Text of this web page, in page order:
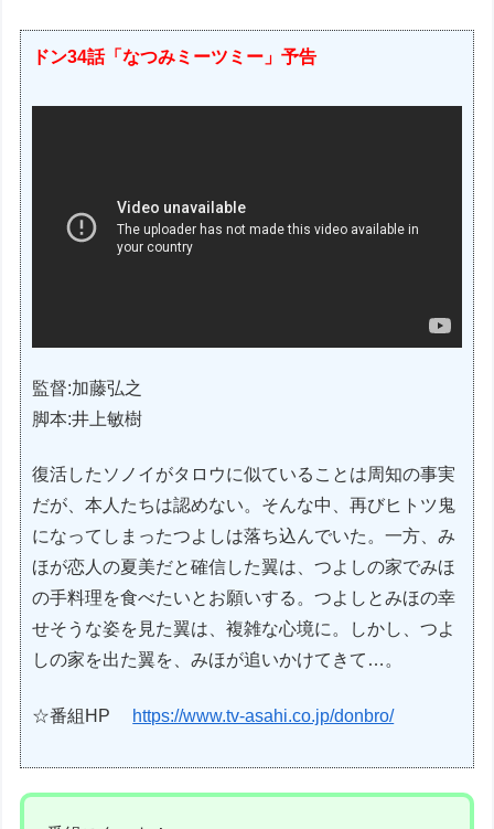
ドン34話「なつみミーツミー」予告
監督:加藤弘之
脚本:井上敏樹
復活したソノイがタロウに似ていることは周知の事実
だが、本人たちは認めない。そんな中、再びヒトツ鬼
になってしまったつよしは落ち込んでいた。一方、み
ほが恋人の夏美だと確信した翼は、つよしの家でみほ
の手料理を食べたいとお願いする。つよしとみほの幸
せそうな姿を見た翼は、複雑な心境に。しかし、つよ
しの家を出た翼を、みほが追いかけてきて…。
☆番組HP https://www.tv-asahi.co.jp/donbro/